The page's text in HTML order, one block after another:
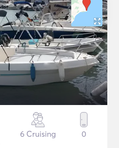
6 Cruising 0